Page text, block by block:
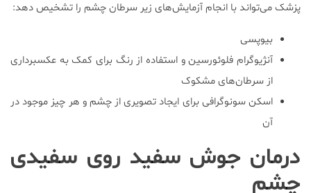
پزشک می‌تواند با انجام آزمایش‌های زیر سرطان چشم را تشخیص دهد:
بیوپسی
آنژیوگرام فلوئورسین و استفاده از رنگ برای کمک به عکسبرداری
از سرطان‌های مشکوک
اسکن سونوگرافی برای ایجاد تصویری از چشم و هر چیز موجود در
آن
درمان جوش‌ سفید روی سفیدی
چشم